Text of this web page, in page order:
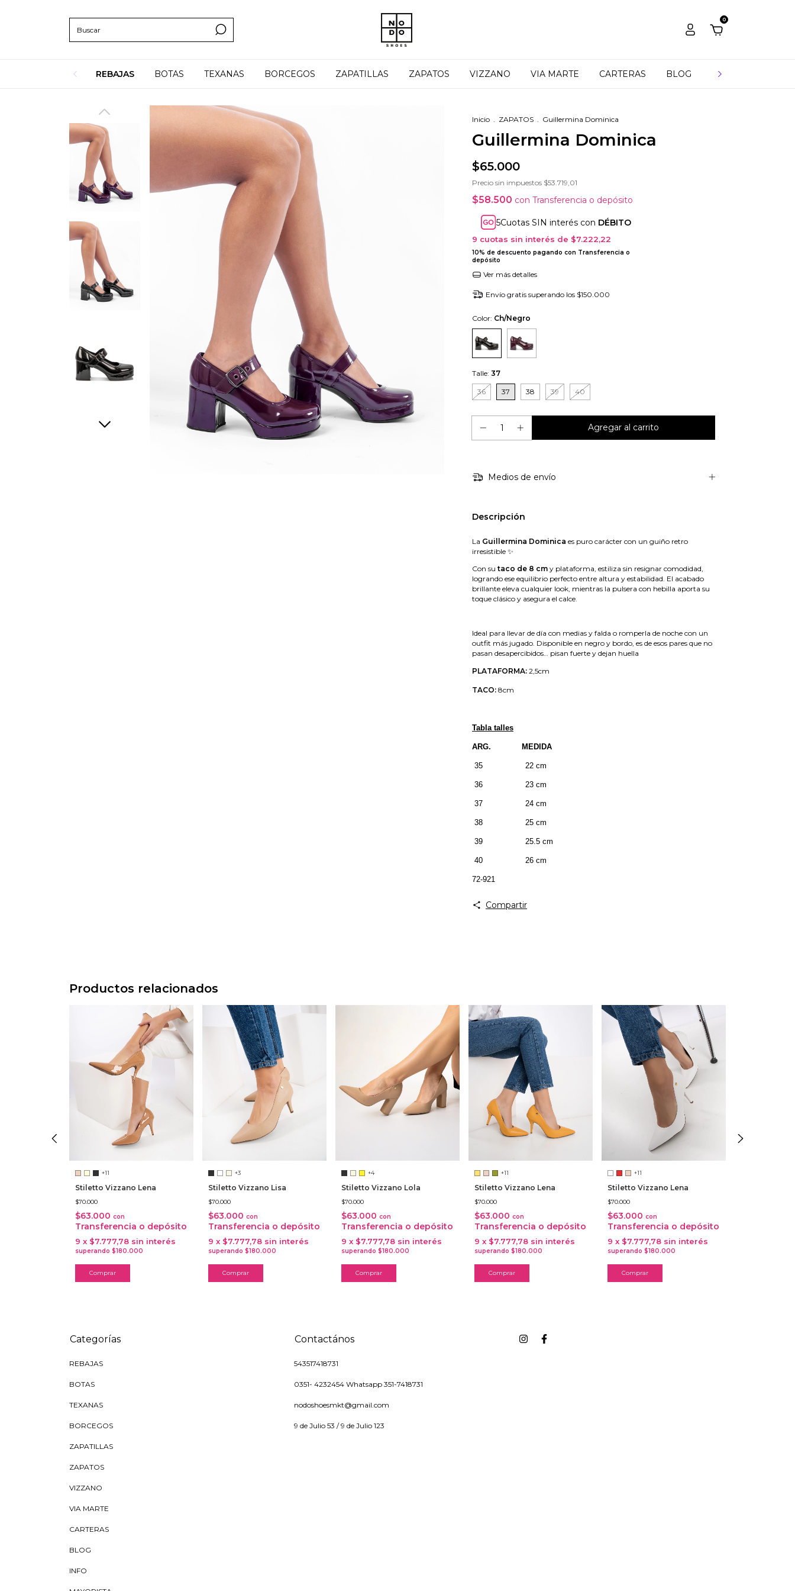
0
REBAJAS BOTAS TEXANAS BORCEGOS ZAPATILLAS ZAPATOS VIZZANO VIA MARTE CARTERAS BLOG INFO
Inicio . ZAPATOS . Guillermina Dominica
Guillermina Dominica
$65.000
Precio sin impuestos $53.719,01
$58.500 con Transferencia o depósito
Cuotas SIN interés con DÉBITO
9 cuotas sin interés de $7.222,22
10% de descuento pagando con Transferencia o
depósito
Ver más detalles
Envío gratis superando los $150.000
Color: Ch/Negro
Talle: 37
36 37 38 39 40
Medios de envío
Descripción
La Guillermina Dominica es puro carácter con un guiño retro
irresistible ✨
Con su taco de 8 cm y plataforma, estiliza sin resignar comodidad,
logrando ese equilibrio perfecto entre altura y estabilidad. El acabado
brillante eleva cualquier look, mientras la pulsera con hebilla aporta su
toque clásico y asegura el calce.
Ideal para llevar de día con medias y falda o romperla de noche con un
outfit más jugado. Disponible en negro y bordo, es de esos pares que no
pasan desapercibidos… pisan fuerte y dejan huella
PLATAFORMA: 2,5cm
TACO: 8cm
Tabla talles
ARG. MEDIDA
35 22 cm
36 23 cm
37 24 cm
38 25 cm
39 25.5 cm
40 26 cm
72-921
Compartir
Productos relacionados
+11
Stiletto Vizzano Lena
$70.000
$63.000 con
Transferencia o depósito
9 x $7.777,78 sin interés
Comprar
+3
Stiletto Vizzano Lisa
$70.000
$63.000 con
Transferencia o depósito
9 x $7.777,78 sin interés
Comprar
+4
Stiletto Vizzano Lola
$70.000
$63.000 con
Transferencia o depósito
9 x $7.777,78 sin interés
Comprar
+11
Stiletto Vizzano Lena
$70.000
$63.000 con
Transferencia o depósito
9 x $7.777,78 sin interés
Comprar
+11
Stiletto Vizzano Lena
$70.000
$63.000 con
Transferencia o depósito
9 x $7.777,78 sin interés
Comprar
Categorías
REBAJAS
BOTAS
TEXANAS
BORCEGOS
ZAPATILLAS
ZAPATOS
VIZZANO
VIA MARTE
CARTERAS
BLOG
INFO
Contactános
543517418731
0351- 4232454 Whatsapp 351-7418731
nodoshoesmkt@gmail.com
9 de Julio 53 / 9 de Julio 123